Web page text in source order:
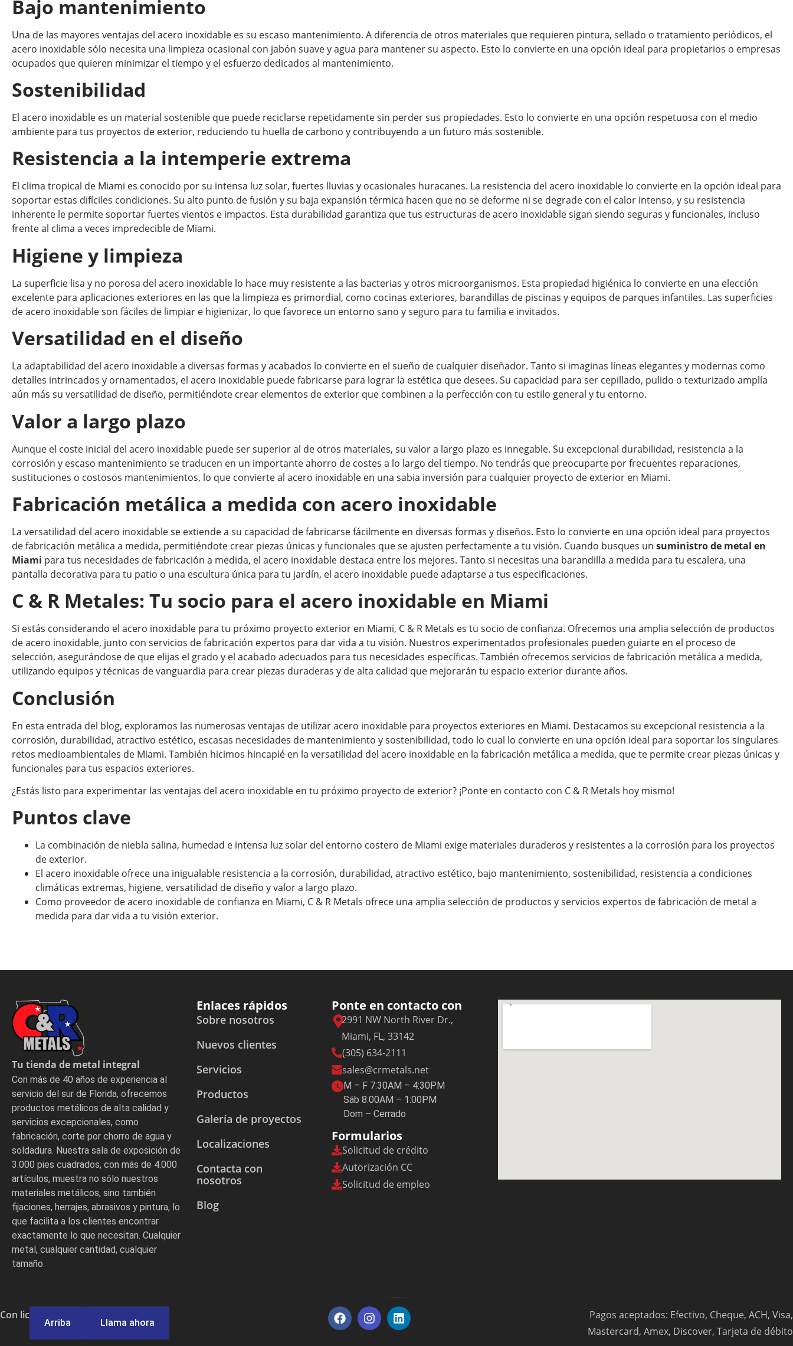
Bajo mantenimiento
Una de las mayores ventajas del acero inoxidable es su escaso mantenimiento. A diferencia de otros materiales que requieren pintura, sellado o tratamiento periódicos, el
acero inoxidable sólo necesita una limpieza ocasional con jabón suave y agua para mantener su aspecto. Esto lo convierte en una opción ideal para propietarios o empresas
ocupados que quieren minimizar el tiempo y el esfuerzo dedicados al mantenimiento.
Sostenibilidad
El acero inoxidable es un material sostenible que puede reciclarse repetidamente sin perder sus propiedades. Esto lo convierte en una opción respetuosa con el medio
ambiente para tus proyectos de exterior, reduciendo tu huella de carbono y contribuyendo a un futuro más sostenible.
Resistencia a la intemperie extrema
El clima tropical de Miami es conocido por su intensa luz solar, fuertes lluvias y ocasionales huracanes. La resistencia del acero inoxidable lo convierte en la opción ideal para
soportar estas difíciles condiciones. Su alto punto de fusión y su baja expansión térmica hacen que no se deforme ni se degrade con el calor intenso, y su resistencia
inherente le permite soportar fuertes vientos e impactos. Esta durabilidad garantiza que tus estructuras de acero inoxidable sigan siendo seguras y funcionales, incluso
frente al clima a veces impredecible de Miami.
Higiene y limpieza
La superficie lisa y no porosa del acero inoxidable lo hace muy resistente a las bacterias y otros microorganismos. Esta propiedad higiénica lo convierte en una elección
excelente para aplicaciones exteriores en las que la limpieza es primordial, como cocinas exteriores, barandillas de piscinas y equipos de parques infantiles. Las superficies
de acero inoxidable son fáciles de limpiar e higienizar, lo que favorece un entorno sano y seguro para tu familia e invitados.
Versatilidad en el diseño
La adaptabilidad del acero inoxidable a diversas formas y acabados lo convierte en el sueño de cualquier diseñador. Tanto si imaginas líneas elegantes y modernas como
detalles intrincados y ornamentados, el acero inoxidable puede fabricarse para lograr la estética que desees. Su capacidad para ser cepillado, pulido o texturizado amplía
aún más su versatilidad de diseño, permitiéndote crear elementos de exterior que combinen a la perfección con tu estilo general y tu entorno.
Valor a largo plazo
Aunque el coste inicial del acero inoxidable puede ser superior al de otros materiales, su valor a largo plazo es innegable. Su excepcional durabilidad, resistencia a la
corrosión y escaso mantenimiento se traducen en un importante ahorro de costes a lo largo del tiempo. No tendrás que preocuparte por frecuentes reparaciones,
sustituciones o costosos mantenimientos, lo que convierte al acero inoxidable en una sabia inversión para cualquier proyecto de exterior en Miami.
Fabricación metálica a medida con acero inoxidable
La versatilidad del acero inoxidable se extiende a su capacidad de fabricarse fácilmente en diversas formas y diseños. Esto lo convierte en una opción ideal para proyectos
de fabricación metálica a medida, permitiéndote crear piezas únicas y funcionales que se ajusten perfectamente a tu visión. Cuando busques un suministro de metal en
Miami para tus necesidades de fabricación a medida, el acero inoxidable destaca entre los mejores. Tanto si necesitas una barandilla a medida para tu escalera, una
pantalla decorativa para tu patio o una escultura única para tu jardín, el acero inoxidable puede adaptarse a tus especificaciones.
C & R Metales: Tu socio para el acero inoxidable en Miami
Si estás considerando el acero inoxidable para tu próximo proyecto exterior en Miami, C & R Metals es tu socio de confianza. Ofrecemos una amplia selección de productos
de acero inoxidable, junto con servicios de fabricación expertos para dar vida a tu visión. Nuestros experimentados profesionales pueden guiarte en el proceso de
selección, asegurándose de que elijas el grado y el acabado adecuados para tus necesidades específicas. También ofrecemos servicios de fabricación metálica a medida,
utilizando equipos y técnicas de vanguardia para crear piezas duraderas y de alta calidad que mejorarán tu espacio exterior durante años.
Conclusión
En esta entrada del blog, exploramos las numerosas ventajas de utilizar acero inoxidable para proyectos exteriores en Miami. Destacamos su excepcional resistencia a la
corrosión, durabilidad, atractivo estético, escasas necesidades de mantenimiento y sostenibilidad, todo lo cual lo convierte en una opción ideal para soportar los singulares
retos medioambientales de Miami. También hicimos hincapié en la versatilidad del acero inoxidable en la fabricación metálica a medida, que te permite crear piezas únicas y
funcionales para tus espacios exteriores.
¿Estás listo para experimentar las ventajas del acero inoxidable en tu próximo proyecto de exterior? ¡Ponte en contacto con C & R Metals hoy mismo!
Puntos clave
La combinación de niebla salina, humedad e intensa luz solar del entorno costero de Miami exige materiales duraderos y resistentes a la corrosión para los proyectos
de exterior.
El acero inoxidable ofrece una inigualable resistencia a la corrosión, durabilidad, atractivo estético, bajo mantenimiento, sostenibilidad, resistencia a condiciones
climáticas extremas, higiene, versatilidad de diseño y valor a largo plazo.
Como proveedor de acero inoxidable de confianza en Miami, C & R Metals ofrece una amplia selección de productos y servicios expertos de fabricación de metal a
medida para dar vida a tu visión exterior.
Tu tienda de metal integral
Con más de 40 años de experiencia al
servicio del sur de Florida, ofrecemos
productos metálicos de alta calidad y
servicios excepcionales, como
fabricación, corte por chorro de agua y
soldadura. Nuestra sala de exposición de
3.000 pies cuadrados, con más de 4.000
artículos, muestra no sólo nuestros
materiales metálicos, sino también
fijaciones, herrajes, abrasivos y pintura, lo
que facilita a los clientes encontrar
exactamente lo que necesitan. Cualquier
metal, cualquier cantidad, cualquier
tamaño.
Enlaces rápidos
Sobre nosotros
Nuevos clientes
Servicios
Productos
Galería de proyectos
Localizaciones
Contacta con
nosotros
Blog
Ponte en contacto con
2991 NW North River Dr.,
Miami, FL, 33142
(305) 634-2111
sales@crmetals.net
M – F 7:30AM – 4:30PM
Sáb 8:00AM – 1:00PM
Dom – Cerrado
Formularios
Solicitud de crédito
Autorización CC
Solicitud de empleo
Con licencia y seguro
Pagos aceptados: Efectivo, Cheque, ACH, Visa,
Mastercard, Amex, Discover, Tarjeta de débito
Llama ahora